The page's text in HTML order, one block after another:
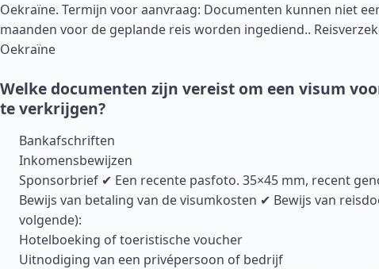
Oekraïne. Termijn voor aanvraag: Documenten kunnen niet
maanden voor de geplande reis worden ingediend..
Oekraïne
Welke documenten zijn vereist om een visum
te verkrijgen?
Bankafschriften
Inkomensbewijzen
Sponsorbrief ✔ Een recente pasfoto. 35×45 mm, recent
Bewijs van betaling van de visumkosten ✔ Bewijs van
volgende):
Hotelboeking of toeristische voucher
Uitnodiging van een privépersoon of bedrijf